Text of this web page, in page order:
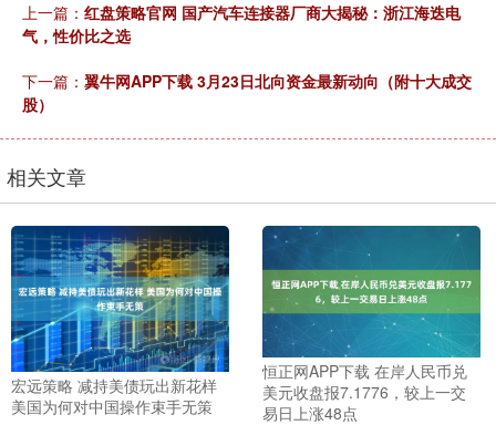
上一篇： 红盘策略官网 国产汽车连接器厂商大揭秘：浙江海迭电
气，性价比之选
下一篇： 翼牛网APP下载 3月23日北向资金最新动向（附十大成交
股）
相关文章
宏远策略 减持美债玩出新花样
美国为何对中国操作束手无策
恒正网APP下载 在岸人民币兑
美元收盘报7.1776，较上一交
易日上涨48点